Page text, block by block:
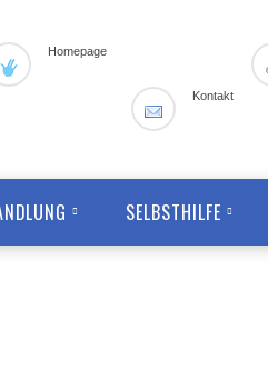
Homepage
Kontakt
SELBSTHILFE